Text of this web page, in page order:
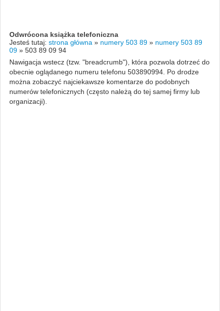
Odwrócona książka telefoniczna
Jesteś tutaj: strona główna » numery 503 89 » numery 503 89
09 » 503 89 09 94
Nawigacja wstecz (tzw. "breadcrumb"), która pozwola dotrzeć do
obecnie oglądanego numeru telefonu 503890994. Po drodze
można zobaczyć najciekawsze komentarze do podobnych
numerów telefonicznych (często należą do tej samej firmy lub
organizacji).